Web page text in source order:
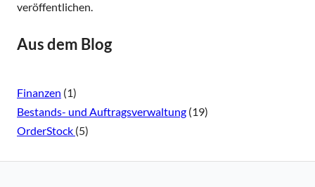
veröffentlichen.
Aus dem Blog
Finanzen (1)
Bestands- und Auftragsverwaltung (19)
OrderStock (5)